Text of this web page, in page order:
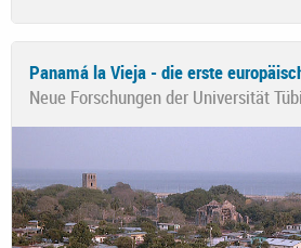
Panamá la Vieja - die erste
Neue Forschungen der Universität